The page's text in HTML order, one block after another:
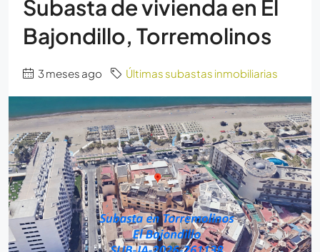
Subasta de vivienda en El
Bajondillo, Torremolinos
3 meses ago Últimas subastas inmobiliarias